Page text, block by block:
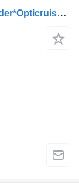
Scania R480|Gergen GRK 20.750*Retarder*Opticruise*Klima